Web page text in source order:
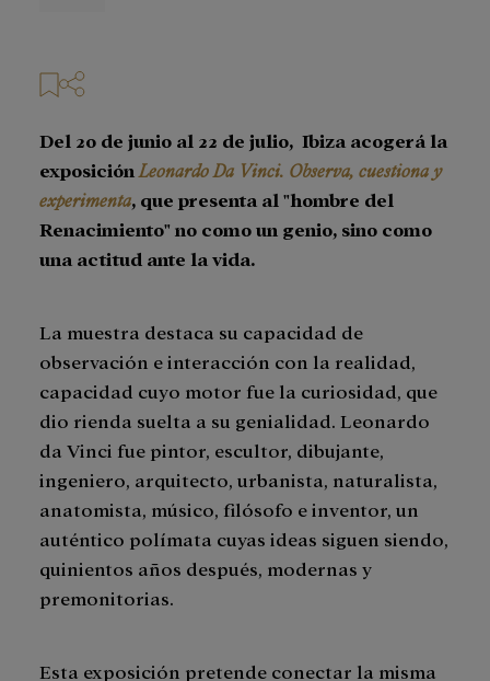
Del 20 de junio al 22 de julio, Ibiza acogerá la
exposición Leonardo Da Vinci. Observa, cuestiona y
experimenta, que presenta al "hombre del
Renacimiento" no como un genio, sino como
una actitud ante la vida.
La muestra destaca su capacidad de
observación e interacción con la realidad,
capacidad cuyo motor fue la curiosidad, que
dio rienda suelta a su genialidad. Leonardo
da Vinci fue pintor, escultor, dibujante,
ingeniero, arquitecto, urbanista, naturalista,
anatomista, músico, filósofo e inventor, un
auténtico polímata cuyas ideas siguen siendo,
quinientos años después, modernas y
premonitorias.
Esta exposición pretende conectar la misma